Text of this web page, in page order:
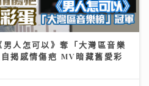
人怎可以》奪「大灣區音樂
揭感情傷疤 MV暗藏舊愛彩